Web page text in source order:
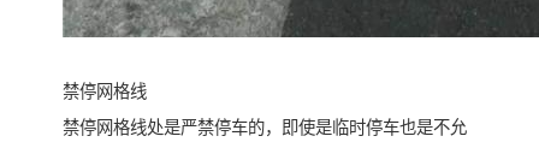
禁停网格线
禁停网格线处是严禁停车的，即使是临时停车也是不允